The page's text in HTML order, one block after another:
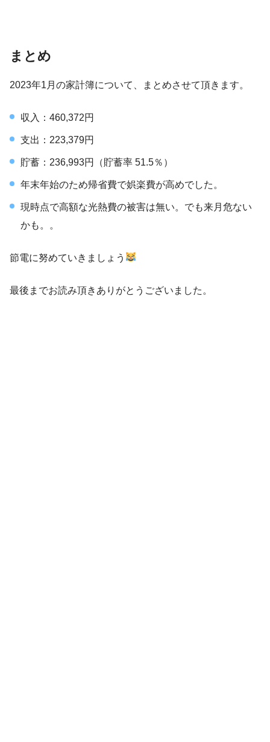
まとめ
2023年1月の家計簿について、まとめさせて頂きます。
収入：460,372円
支出：223,379円
貯蓄：236,993円（貯蓄率 51.5％）
年末年始のため帰省費で娯楽費が高めでした。
現時点で高額な光熱費の被害は無い。でも来月危ない
かも。。
節電に努めていきましょう
最後までお読み頂きありがとうございました。